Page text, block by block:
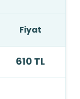
Fiyat
610 TL